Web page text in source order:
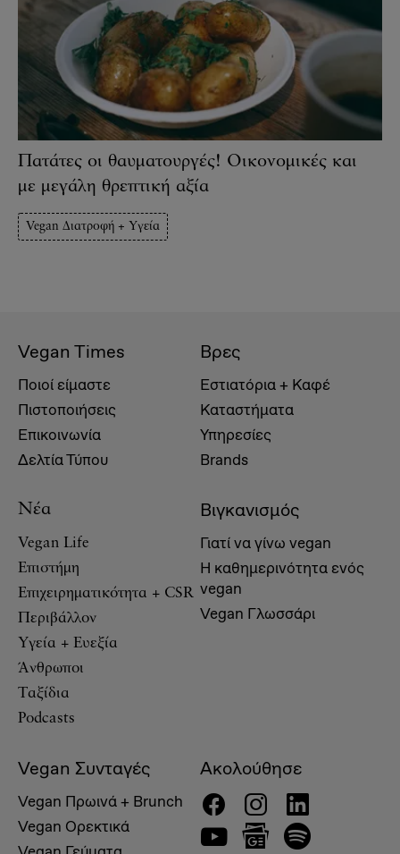
Πατάτες οι θαυματουργές! Οικονομικές και
με μεγάλη θρεπτική αξία
Vegan Διατροφή + Υγεία
Vegan Times
Ποιοί είμαστε
Πιστοποιήσεις
Επικοινωνία
Δελτία Τύπου
Βρες
Εστιατόρια + Καφέ
Καταστήματα
Υπηρεσίες
Brands
Νέα
Vegan Life
Επιστήμη
Επιχειρηματικότητα + CSR
Περιβάλλον
Υγεία + Ευεξία
Άνθρωποι
Ταξίδια
Podcasts
Βιγκανισμός
Γιατί να γίνω vegan
Η καθημερινότητα ενός
vegan
Vegan Γλωσσάρι
Vegan Συνταγές
Vegan Πρωινά + Brunch
Vegan Ορεκτικά
Ακολούθησε